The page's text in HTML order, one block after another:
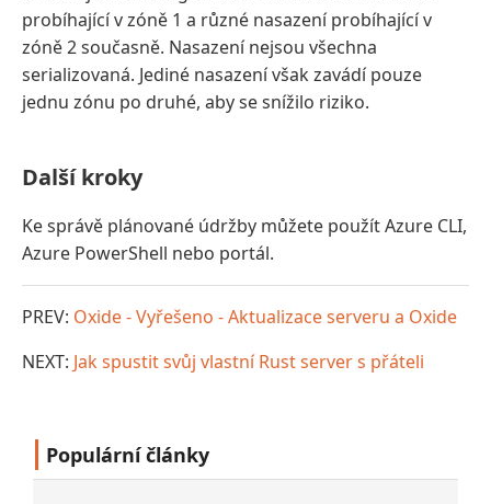
probíhající v zóně 1 a různé nasazení probíhající v
zóně 2 současně. Nasazení nejsou všechna
serializovaná. Jediné nasazení však zavádí pouze
jednu zónu po druhé, aby se snížilo riziko.
Další kroky
Ke správě plánované údržby můžete použít Azure CLI,
Azure PowerShell nebo portál.
PREV: Oxide - Vyřešeno - Aktualizace serveru a Oxide
NEXT: Jak spustit svůj vlastní Rust server s přáteli
Populární články